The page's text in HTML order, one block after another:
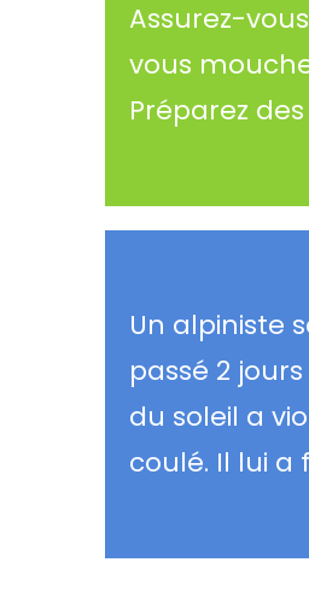
Assurez-
vous
Préparez
Un alpiniste
passé 2
du soleil a
coulé. Il lui